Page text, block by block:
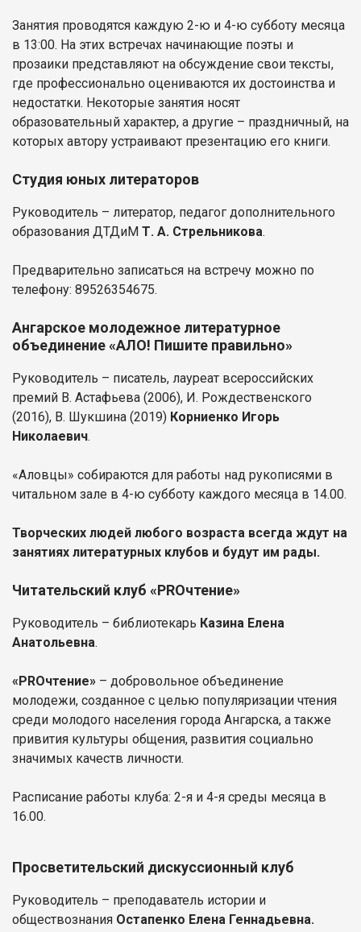
Занятия проводятся каждую 2-ю и 4-ю субботу месяца
в 13:00. На этих встречах начинающие поэты и
прозаики представляют на обсуждение свои тексты,
где профессионально оцениваются их достоинства и
недостатки. Некоторые занятия носят
образовательный характер, а другие – праздничный, на
которых автору устраивают презентацию его книги.
Студия юных литераторов
Руководитель – литератор, педагог дополнительного
образования ДТДиМ Т. А. Стрельникова.
Предварительно записаться на встречу можно по
телефону: 89526354675.
Ангарское молодежное литературное
объединение «АЛО! Пишите правильно»
Руководитель – писатель, лауреат всероссийских
премий В. Астафьева (2006), И. Рождественского
(2016), В. Шукшина (2019) Корниенко Игорь
Николаевич.
«Аловцы» собираются для работы над рукописями в
читальном зале в 4-ю субботу каждого месяца в 14.00.
Творческих людей любого возраста всегда ждут на
занятиях литературных клубов и будут им рады.
Читательский клуб «PROчтение»
Руководитель – библиотекарь Казина Елена
Анатольевна.
«PROчтение» – добровольное объединение
молодежи, созданное с целью популяризации чтения
среди молодого населения города Ангарска, а также
привития культуры общения, развития социально
значимых качеств личности.
Расписание работы клуба: 2-я и 4-я среды месяца в
16.00.
Просветительский дискуссионный клуб
Руководитель – преподаватель истории и
обществознания Остапенко Елена Геннадьевна.